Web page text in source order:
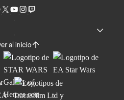
al inicio